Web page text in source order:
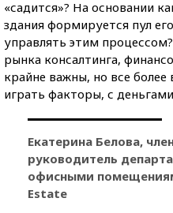
«садится»? На основании
здания формируется пул
управлять этим
рынка консалтинга,
крайне важны, но все
играть факторы, с
Екатерина Белова,
руководитель
офисными
Estate